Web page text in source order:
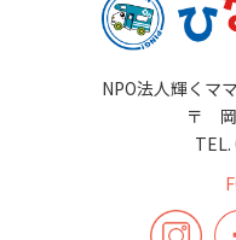
NPO法人輝くマ
〒 岡
TEL.